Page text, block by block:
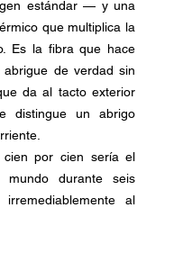
estándar — y una
que multiplica la
Es la fibra que hace
de verdad sin
da al tacto exterior
distingue un abrigo
cien por cien sería el
durante seis
al